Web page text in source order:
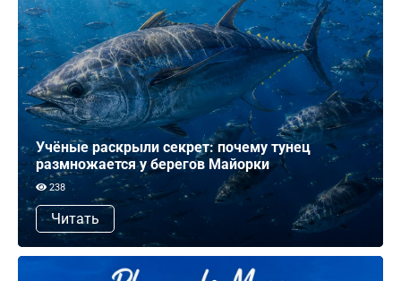
Учёные раскрыли секрет: почему тунец
размножается у берегов Майорки
238
Читать